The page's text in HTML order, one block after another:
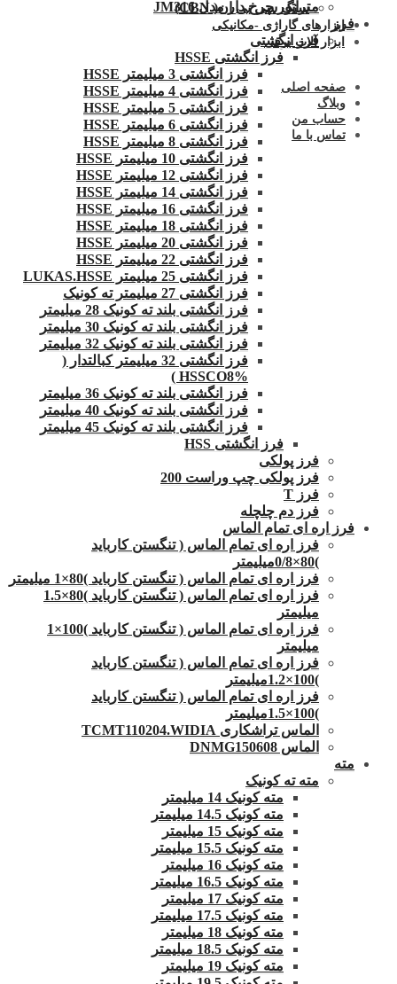
سنگ سی بی ان( CBN)
ابزارهای گاراژی -مکانیکی
ابزار آلات برقی
صفحه اصلی
وبلاگ
حساب من
تماس با ما
متراتور چرخ دار مدل JM316
فرز
فرز انگشتی
فرز انگشتی HSSE
فرز انگشتی 3 میلیمتر HSSE
فرز انگشتی 4 میلیمتر HSSE
فرز انگشتی 5 میلیمتر HSSE
فرز انگشتی 6 میلیمتر HSSE
فرز انگشتی 8 میلیمتر HSSE
فرز انگشتی 10 میلیمتر HSSE
فرز انگشتی 12 میلیمتر HSSE
فرز انگشتی 14 میلیمتر HSSE
فرز انگشتی 16 میلیمتر HSSE
فرز انگشتی 18 میلیمتر HSSE
فرز انگشتی 20 میلیمتر HSSE
فرز انگشتی 22 میلیمتر HSSE
فرز انگشتی 25 میلیمتر LUKAS.HSSE
فرز انگشتی 27 میلیمتر ته کونیک
فرز انگشتی بلند ته کونیک 28 میلیمتر
فرز انگشتی بلند ته کونیک 30 میلیمتر
فرز انگشتی بلند ته کونیک 32 میلیمتر
فرز انگشتی 32 میلیمتر کبالتدار (
HSSCO8% )
فرز انگشتی بلند ته کونیک 36 میلیمتر
فرز انگشتی بلند ته کونیک 40 میلیمتر
فرز انگشتی بلند ته کونیک 45 میلیمتر
فرز انگشتی HSS
فرز پولکی
فرز پولکی چپ وراست 200
فرز T
فرز دم چلچله
فرز اره ای تمام الماس
فرز اره ای تمام الماس ( تنگستن کارباید
)80×0/8میلیمتر
فرز اره ای تمام الماس ( تنگستن کارباید )80×1 میلیمتر
فرز اره ای تمام الماس ( تنگستن کارباید )80×1.5
میلیمتر
فرز اره ای تمام الماس ( تنگستن کارباید )100×1
میلیمتر
فرز اره ای تمام الماس ( تنگستن کارباید
)100×1.2میلیمتر
فرز اره ای تمام الماس ( تنگستن کارباید
)100×1.5میلیمتر
الماس تراشکاری TCMT110204.WIDIA
الماس DNMG150608
مته
مته ته کونیک
مته کونیک 14 میلیمتر
مته کونیک 14.5 میلیمتر
مته کونیک 15 میلیمتر
مته کونیک 15.5 میلیمتر
مته کونیک 16 میلیمتر
مته کونیک 16.5 میلیمتر
مته کونیک 17 میلیمتر
مته کونیک 17.5 میلیمتر
مته کونیک 18 میلیمتر
مته کونیک 18.5 میلیمتر
مته کونیک 19 میلیمتر